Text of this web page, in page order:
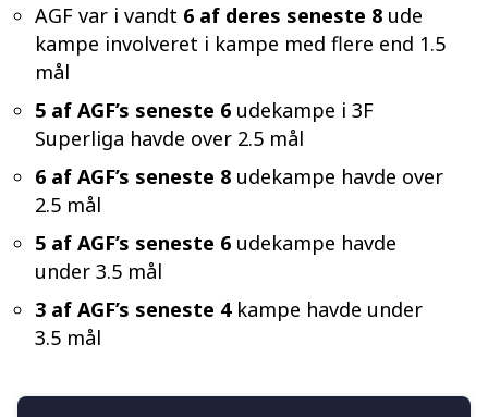
AGF var i vandt 6 af deres seneste 8 ude
kampe involveret i kampe med flere end 1.5
mål
5 af AGF’s seneste 6 udekampe i 3F
Superliga havde over 2.5 mål
6 af AGF’s seneste 8 udekampe havde over
2.5 mål
5 af AGF’s seneste 6 udekampe havde
under 3.5 mål
3 af AGF’s seneste 4kampe havde under
3.5 mål